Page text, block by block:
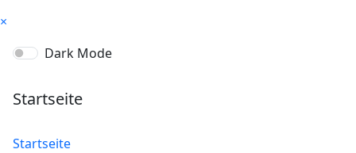
×
Dark Mode
Startseite
Startseite